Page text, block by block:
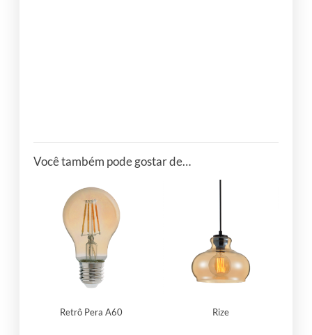
Você também pode gostar de…
Retrô Pera A60 Rize